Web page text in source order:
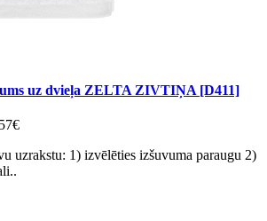
uz dvieļa ZELTA ZIVTIŅA [D411]
uzrakstu: 1) izvēlēties izšuvuma paraugu 2)